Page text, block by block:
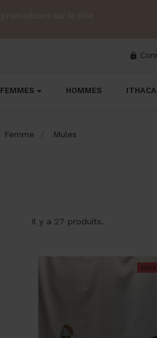

FEMMES HOMMES ITHACA
Femme Mules
Il y a 27 produits.